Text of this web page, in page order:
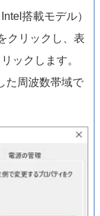
搭載モデル）
クリックし、表
ックします。
た周波数帯域で